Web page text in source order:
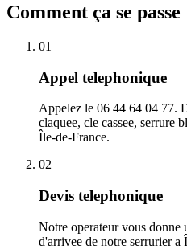
Comment ça se passe
01
Appel telephonique
Appelez le 06 44 64 04 77.
claquee, cle cassee, serrure
Île-de-France.
02
Devis telephonique
Notre operateur vous donne
d'arrivee de notre serrurier a